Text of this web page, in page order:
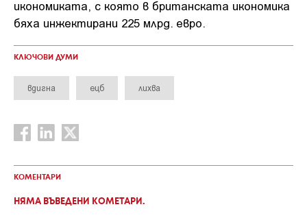
икономиката, с която в британската икономика
бяха инжектирани 225 млрд. евро.
КЛЮЧОВИ ДУМИ
вдигна ецб лихва
КОМЕНТАРИ
НЯМА ВЪВЕДЕНИ КОМЕТАРИ.